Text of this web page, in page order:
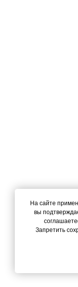
На сайте
вы
Запретить